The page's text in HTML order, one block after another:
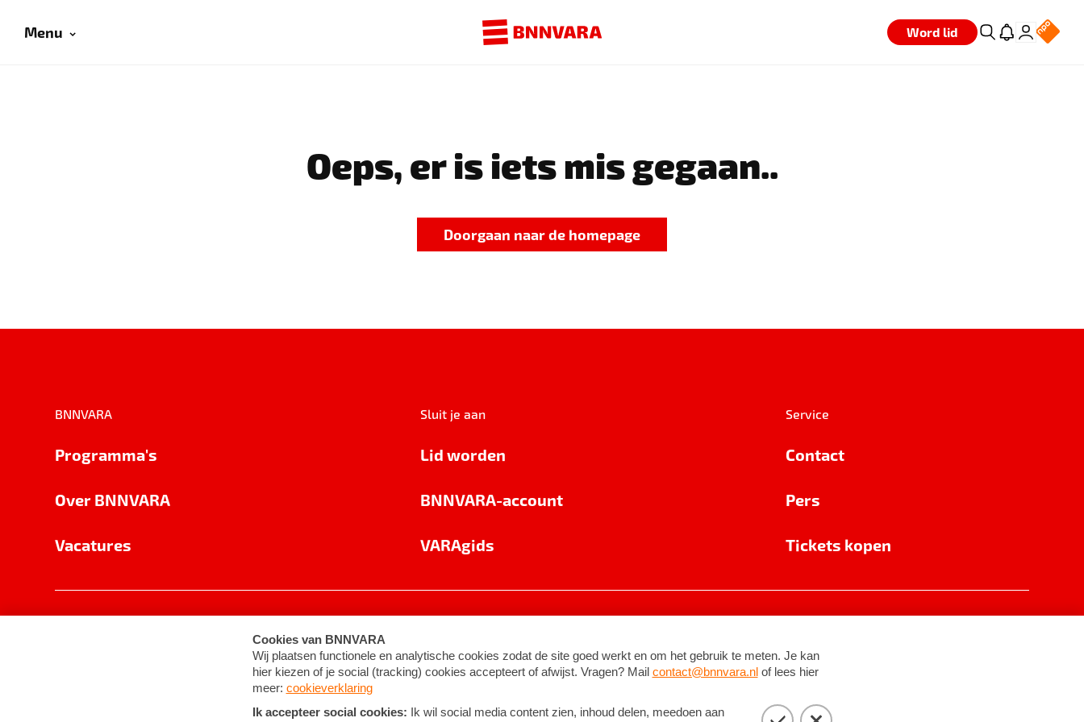
Menu Word lid
Oeps, er is iets mis gegaan..
Doorgaan naar de homepage
BNNVARA
Programma's
Over BNNVARA
Vacatures
Sluit je aan
Lid worden
BNNVARA-account
VARAgids
Service
Contact
Pers
Tickets kopen
Cookie-instellingen Algemene voorwaarden ©2026BNNVARA